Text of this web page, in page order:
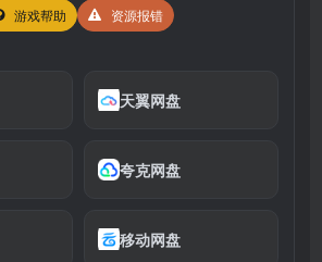
游戏帮助 资源报错
天翼网盘
夸克网盘
移动网盘